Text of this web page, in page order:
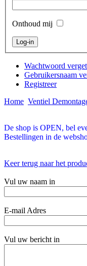
Onthoud mij
Wachtwoord
Gebruikersnaam
Registreer
Home Ventiel
De shop is OPEN, bel
Bestellingen in de
Keer terug naar het
Vul uw naam in
E-mail Adres
Vul uw bericht in